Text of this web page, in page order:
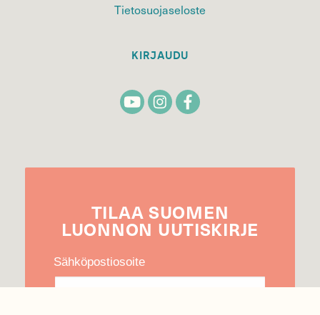
Tietosuojaseloste
KIRJAUDU
TILAA SUOMEN
LUONNON UUTIS­KIRJE
Sähköpostiosoite